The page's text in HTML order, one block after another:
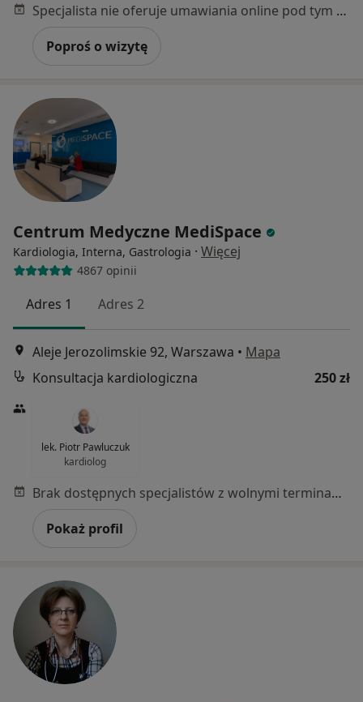
Specjalista nie oferuje umawiania online pod tym adresem.
Poproś o wizytę
Centrum Medyczne MediSpace
Kardiologia, Interna, Gastrologia · Więcej
4867 opinii
Adres 1 Adres 2
Aleje Jerozolimskie 92, Warszawa • Mapa
Konsultacja kardiologiczna
250 zł
lek. Piotr Pawluczuk
kardiolog
Brak dostępnych specjalistów z wolnymi terminami w tym centrum medycznym.
Pokaż profil